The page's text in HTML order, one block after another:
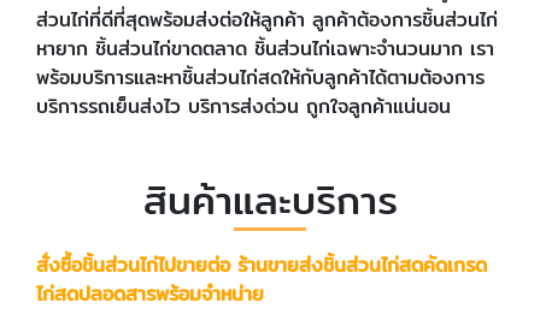
ส่วนไก่ที่ดีที่สุดพร้อมส่งต่อให้ลูกค้า ลูกค้าต้องการชิ้นส่วนไก่
หายาก ชิ้นส่วนไก่ขาดตลาด ชิ้นส่วนไก่เฉพาะจำนวนมาก เรา
พร้อมบริการและหาชิ้นส่วนไก่สดให้กับลูกค้าได้ตามต้องการ
บริการรถเย็นส่งไว บริการส่งด่วน ถูกใจลูกค้าแน่นอน
สินค้าและบริการ
สั่งซื้อชิ้นส่วนไก่ไปขายต่อ ร้านขายส่งชิ้นส่วนไก่สดคัดเกรด
ไก่สดปลอดสารพร้อมจำหน่าย